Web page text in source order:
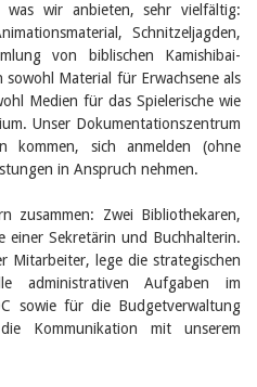
wir anbieten, sehr vielfältig:
Schnitzeljagden,
von biblischen Kamishibai-
Material für Erwachsene als
Medien für das Spielerische wie
Unser Dokumentationszentrum
sich anmelden (ohne
in Anspruch nehmen.
zusammen: Zwei Bibliothekaren,
einer Sekretärin und Buchhalterin.
Mitarbeiter, lege die strategischen
Aufgaben im
sowie für die Budgetverwaltung
Kommunikation mit unserem